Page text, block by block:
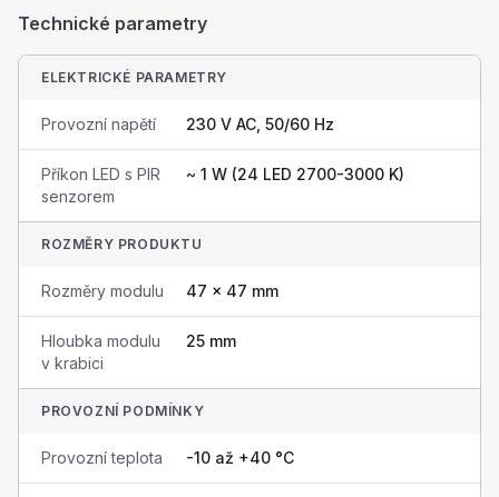
Technické parametry
ELEKTRICKÉ PARAMETRY
Provozní napětí 230 V AC, 50/60 Hz
Příkon LED s PIR
senzorem
~ 1 W (24 LED 2700-3000 K)
ROZMĚRY PRODUKTU
Rozměry modulu 47 × 47 mm
Hloubka modulu
v krabici
25 mm
PROVOZNÍ PODMÍNKY
Provozní teplota -10 až +40 °C